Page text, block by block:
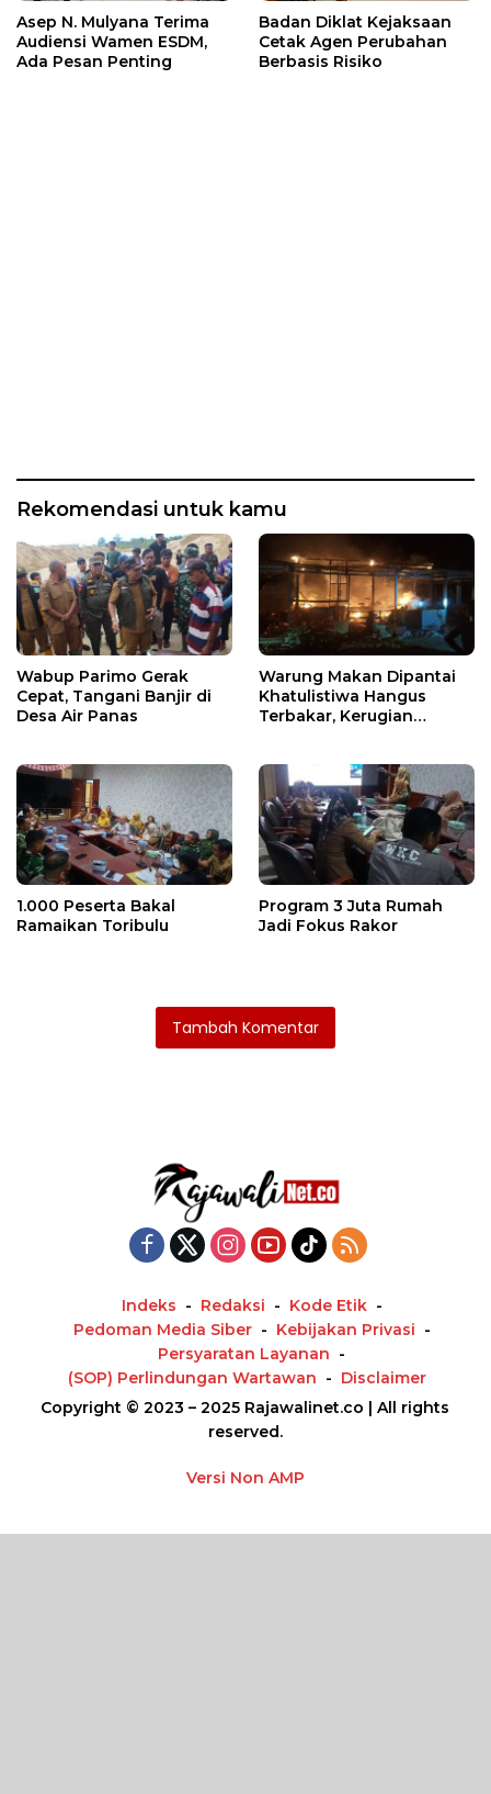
Asep N. Mulyana Terima
Audiensi Wamen ESDM,
Ada Pesan Penting
Badan Diklat Kejaksaan
Cetak Agen Perubahan
Berbasis Risiko
Rekomendasi untuk kamu
Wabup Parimo Gerak
Cepat, Tangani Banjir di
Desa Air Panas
Warung Makan Dipantai
Khatulistiwa Hangus
Terbakar, Kerugian
1.000 Peserta Bakal
Ramaikan Toribulu
Program 3 Juta Rumah
Jadi Fokus Rakor
Tambah Komentar
Indeks Redaksi
Kode Etik
Pedoman Media Siber
Kebijakan Privasi
Persyaratan Layanan
(SOP) Perlindungan Wartawan
Disclaimer
Copyright © 2023 – 2025 Rajawalinet.co | All rights
reserved.
Versi Non AMP